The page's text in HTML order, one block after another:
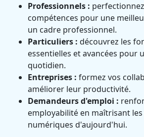
Professionnels :
compétences pour une
un cadre professionnel.
Particuliers : découvrez les
essentielles et avancées pour
quotidien.
Entreprises : formez vos
améliorer leur productivité.
Demandeurs d'emploi :
employabilité en maîtrisant
numériques d'aujourd'hui.